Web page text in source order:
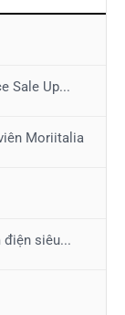
Sale Up...
Moriitalia
siêu...